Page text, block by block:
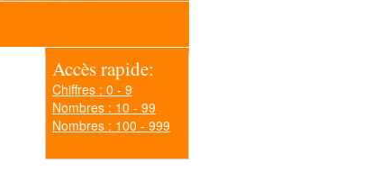
Accès rapide:
Chiffres : 0 - 9
Nombres : 10 - 99
Nombres : 100 - 999